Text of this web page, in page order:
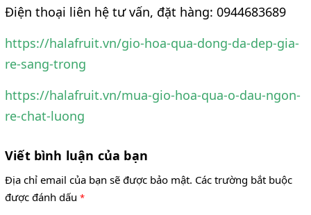
Điện thoại liên hệ tư vấn, đặt hàng: 0944683689
https://halafruit.vn/gio-hoa-qua-dong-da-dep-gia-
re-sang-trong
https://halafruit.vn/mua-gio-hoa-qua-o-dau-ngon-
re-chat-luong
Viết bình luận của bạn
Địa chỉ email của bạn sẽ được bảo mật. Các trường bắt buộc
được đánh dấu *